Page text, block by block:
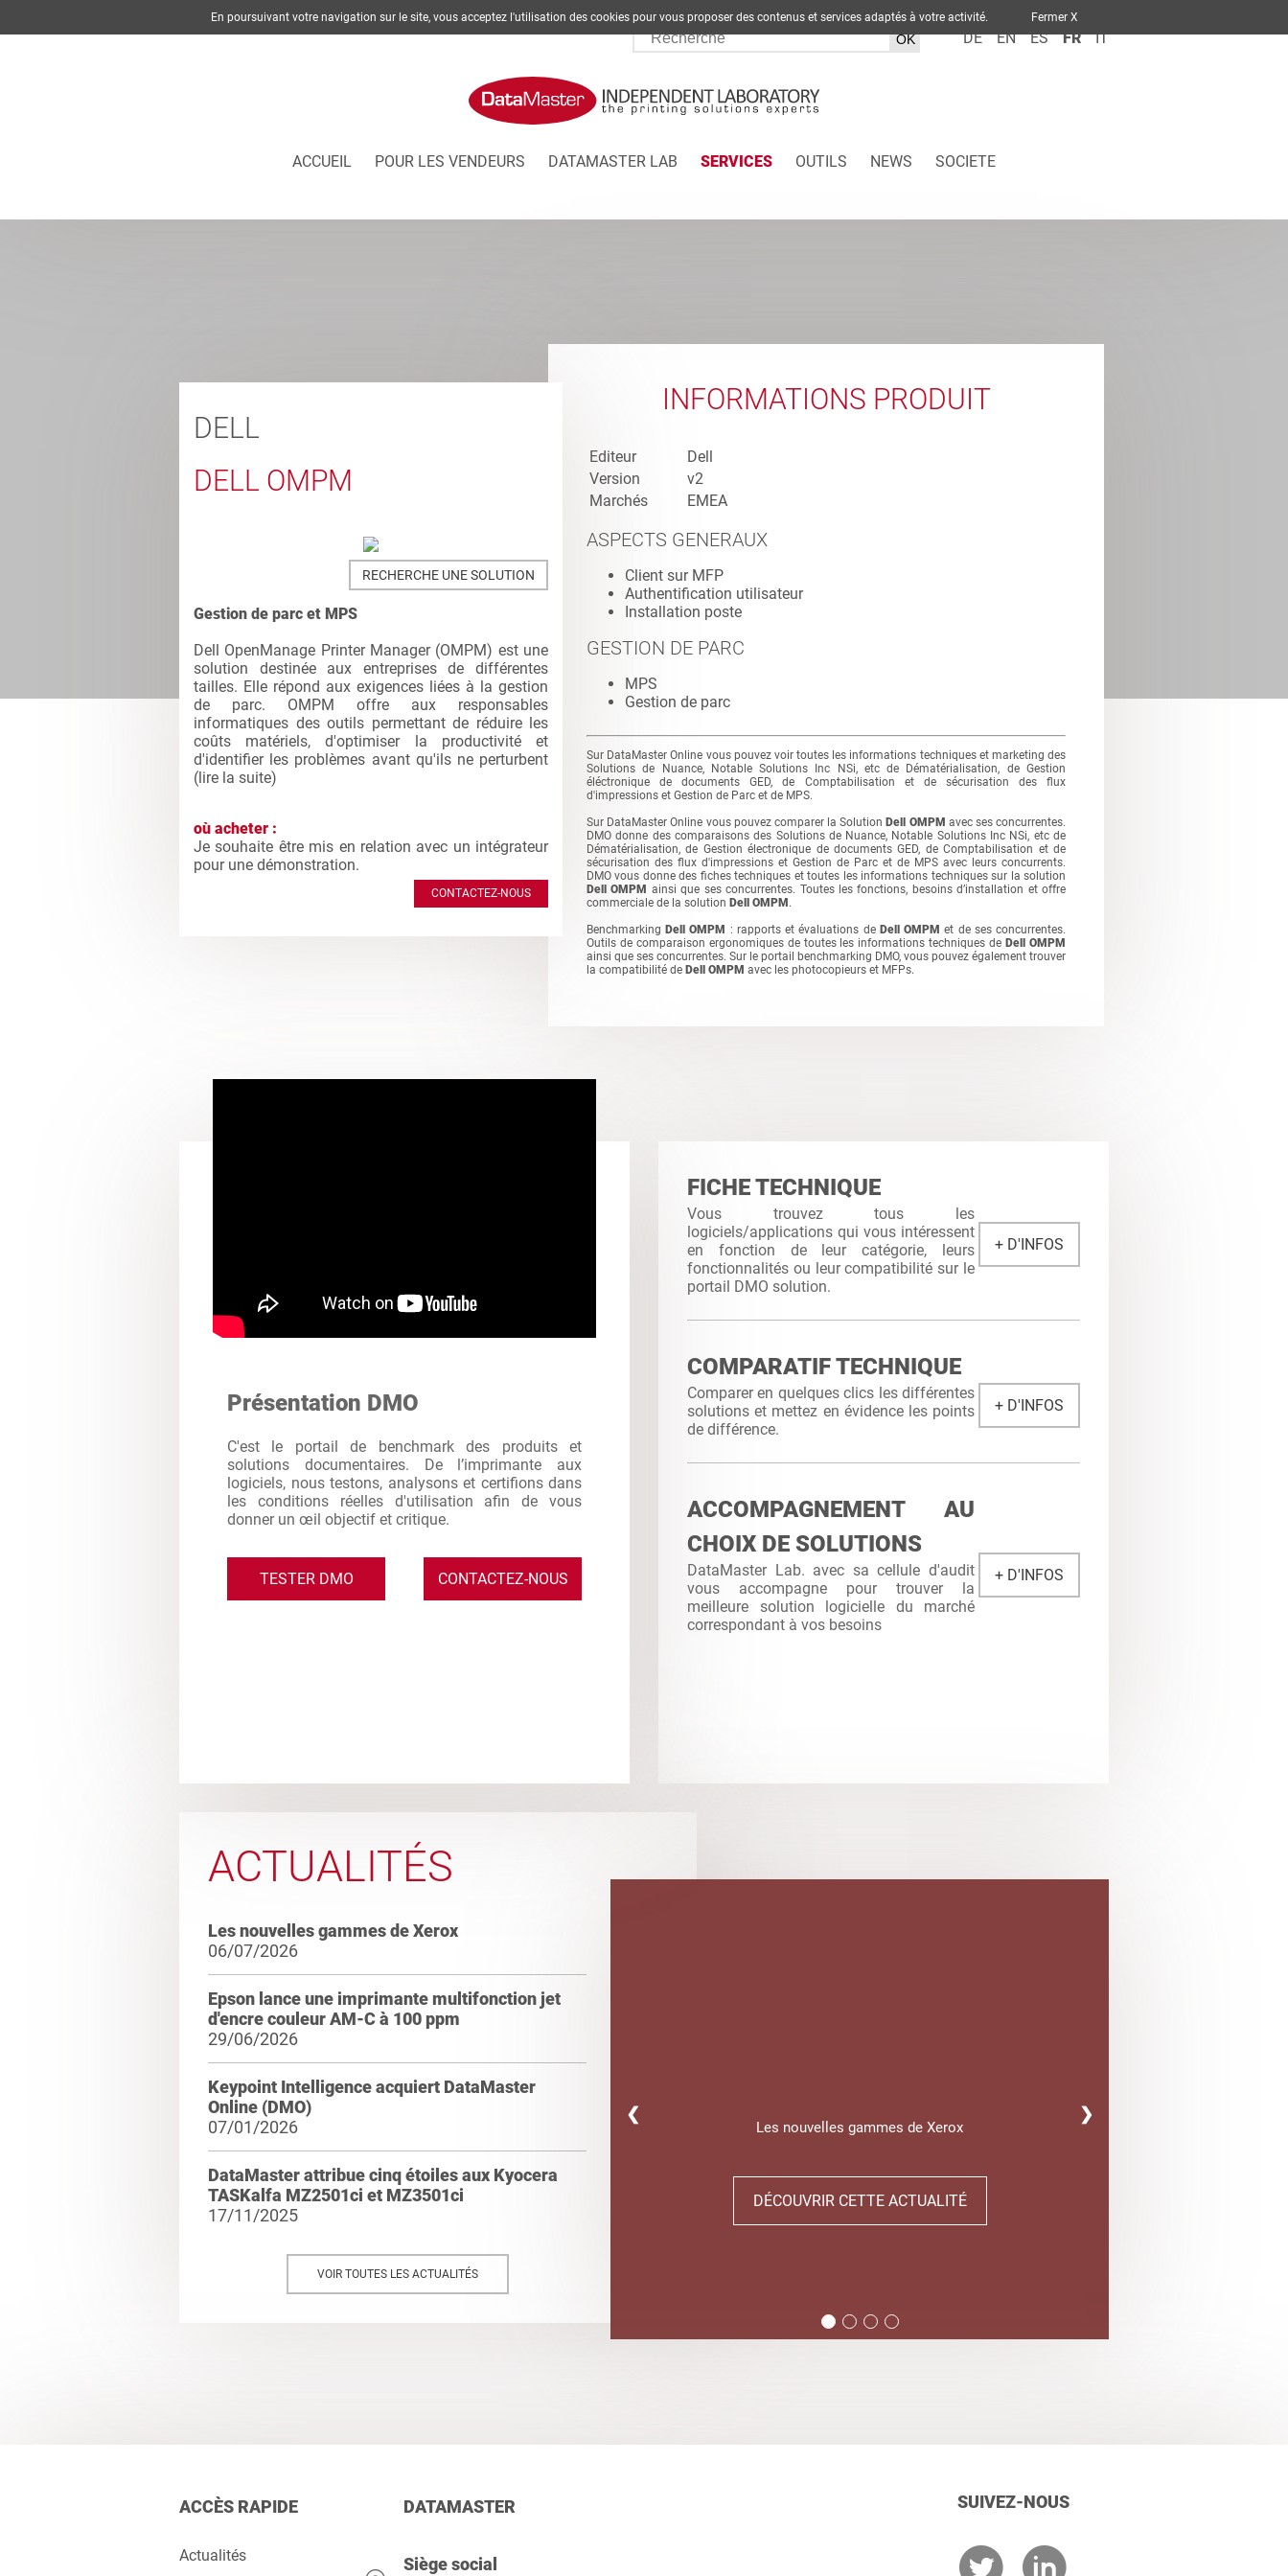
DE EN ES FR IT
ACCUEIL POUR LES VENDEURS DATAMASTER LAB SERVICES OUTILS NEWS SOCIETE
DELL
DELL OMPM
RECHERCHE UNE SOLUTION
Gestion de parc et MPS
Dell OpenManage Printer Manager (OMPM) est une
solution destinée aux entreprises de différentes
tailles. Elle répond aux exigences liées à la gestion
de parc. OMPM offre aux responsables
informatiques des outils permettant de réduire les
coûts matériels, d'optimiser la productivité et
d'identifier les problèmes avant qu'ils ne perturbent
(lire la suite)
où acheter :
Je souhaite être mis en relation avec un intégrateur
pour une démonstration.
CONTACTEZ-NOUS
INFORMATIONS PRODUIT
Editeur
Dell
Version
v2
Marchés
EMEA
ASPECTS GENERAUX
Client sur MFP
Authentification utilisateur
Installation poste
GESTION DE PARC
MPS
Gestion de parc
Sur DataMaster Online vous pouvez voir toutes les informations techniques et marketing des
Solutions de Nuance, Notable Solutions Inc NSi, etc de Dématérialisation, de Gestion
éléctronique de documents GED, de Comptabilisation et de sécurisation des flux
d'impressions et Gestion de Parc et de MPS.
Sur DataMaster Online vous pouvez comparer la Solution Dell OMPM avec ses concurrentes.
DMO donne des comparaisons des Solutions de Nuance, Notable Solutions Inc NSi, etc de
Dématérialisation, de Gestion électronique de documents GED, de Comptabilisation et de
sécurisation des flux d'impressions et Gestion de Parc et de MPS avec leurs concurrents.
DMO vous donne des fiches techniques et toutes les informations techniques sur la solution
Dell OMPM ainsi que ses concurrentes. Toutes les fonctions, besoins d’installation et offre
commerciale de la solution Dell OMPM .
Benchmarking Dell OMPM : rapports et évaluations de Dell OMPM et de ses concurrentes.
Outils de comparaison ergonomiques de toutes les informations techniques de Dell OMPM
ainsi que ses concurrentes. Sur le portail benchmarking DMO, vous pouvez également trouver
la compatibilité de Dell OMPM avec les photocopieurs et MFPs.
Présentation DMO
C'est le portail de benchmark des produits et
solutions documentaires. De l’imprimante aux
logiciels, nous testons, analysons et certifions dans
les conditions réelles d'utilisation afin de vous
donner un œil objectif et critique.
TESTER DMO CONTACTEZ-NOUS
FICHE TECHNIQUE
Vous trouvez tous les
logiciels/applications qui vous intéressent
en fonction de leur catégorie, leurs
fonctionnalités ou leur compatibilité sur le
portail DMO solution.
+ D'INFOS
COMPARATIF TECHNIQUE
Comparer en quelques clics les différentes
solutions et mettez en évidence les points
de différence.
+ D'INFOS
ACCOMPAGNEMENT AU
CHOIX DE SOLUTIONS
DataMaster Lab. avec sa cellule d'audit
vous accompagne pour trouver la
meilleure solution logicielle du marché
correspondant à vos besoins
+ D'INFOS
ACTUALITÉS
Les nouvelles gammes de Xerox
06/07/2026
Epson lance une imprimante multifonction jet
d'encre couleur AM-C à 100 ppm
29/06/2026
Keypoint Intelligence acquiert DataMaster
Online (DMO)
07/01/2026
DataMaster attribue cinq étoiles aux Kyocera
TASKalfa MZ2501ci et MZ3501ci
17/11/2025
VOIR TOUTES LES ACTUALITÉS
Les nouvelles gammes de Xerox
DÉCOUVRIR CETTE ACTUALITÉ
❮ ❯
ACCÈS RAPIDE
Actualités
DATAMASTER
Siège social
SUIVEZ-NOUS
En poursuivant votre navigation sur le site, vous acceptez l'utilisation des cookies pour vous proposer des contenus et services adaptés à votre activité. Fermer X